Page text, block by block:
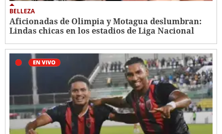
BELLEZA
Aficionadas de Olimpia y Motagua deslumbran:
Lindas chicas en los estadios de Liga Nacional